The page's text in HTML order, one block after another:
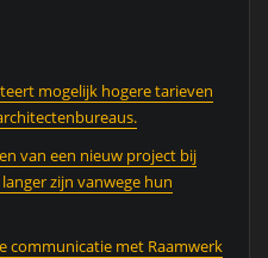
mogelijk hogere tarieven
van een nieuw project bij
zijn vanwege hun
communicatie met Raamwerk